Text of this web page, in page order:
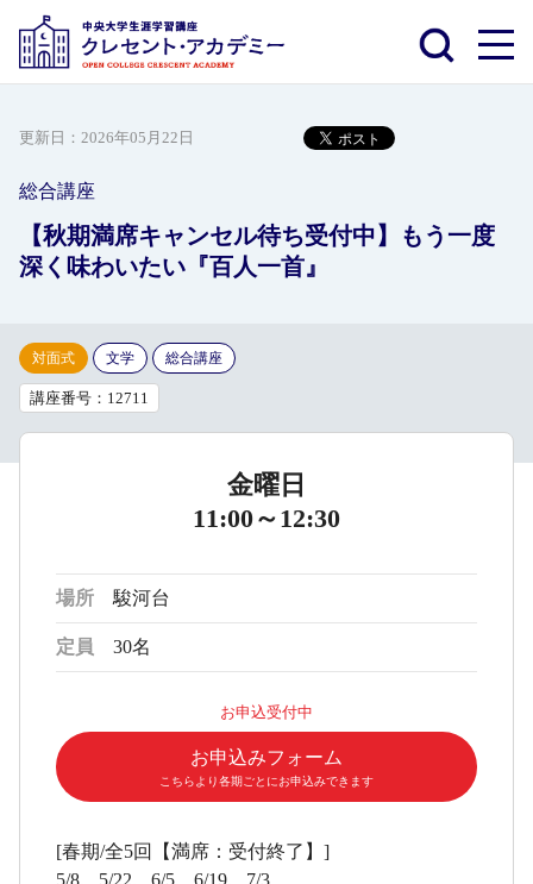
更新日： 2026年05月22日
総合講座
【秋期満席キャンセル待ち受付中】もう一度
深く味わいたい『百人一首』
対面式 文学 総合講座
講座番号：12711
金曜日
11:00～12:30
場所 駿河台
定員 30名
お申込受付中
お申込みフォーム
こちらより各期ごとにお申込みできます
[春期/全5回【満席：受付終了】]
5/8、5/22、6/5、6/19、7/3